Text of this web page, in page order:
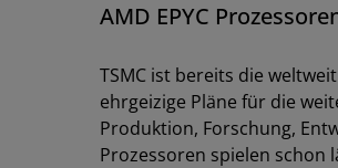
AMD EPYC
TSMC ist bereits die
ehrgeizige Pläne für die
Produktion, Forschung,
Prozessoren spielen schon